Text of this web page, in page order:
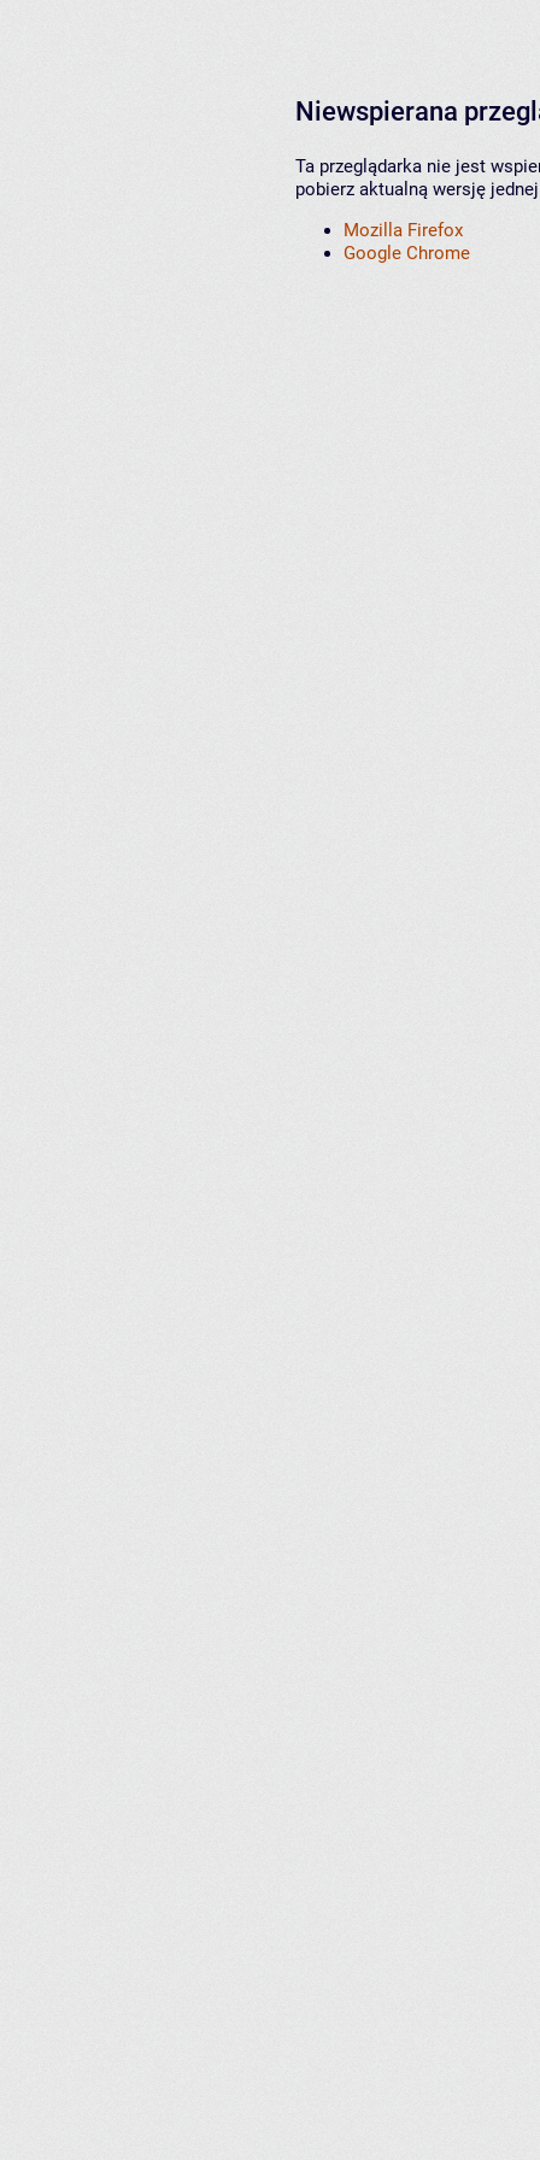
Niewspierana
Ta przeglądarka nie jest
pobierz aktualną wersję
Mozilla Firefox
Google Chrome